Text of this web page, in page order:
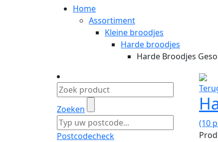
Home
Assortiment
Kleine broodjes
Harde broodjes
Harde Broodjes
Zoeken
Postcodecheck
(10